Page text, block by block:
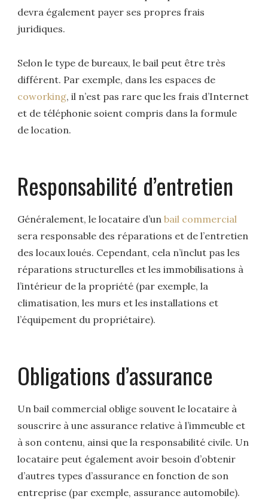
devra également payer ses propres frais
juridiques.
Selon le type de bureaux, le bail peut être très
différent. Par exemple, dans les espaces de
coworking, il n’est pas rare que les frais d’Internet
et de téléphonie soient compris dans la formule
de location.
Responsabilité d’entretien
Généralement, le locataire d’unbail commercial
sera responsable des réparations et de l’entretien
des locaux loués. Cependant, cela n’inclut pas les
réparations structurelles et les immobilisations à
l’intérieur de la propriété (par exemple, la
climatisation, les murs et les installations et
l’équipement du propriétaire).
Obligations d’assurance
Un bail commercial oblige souvent le locataire à
souscrire à une assurance relative à l’immeuble et
à son contenu, ainsi que la responsabilité civile. Un
locataire peut également avoir besoin d’obtenir
d’autres types d’assurance en fonction de son
entreprise (par exemple, assurance automobile).